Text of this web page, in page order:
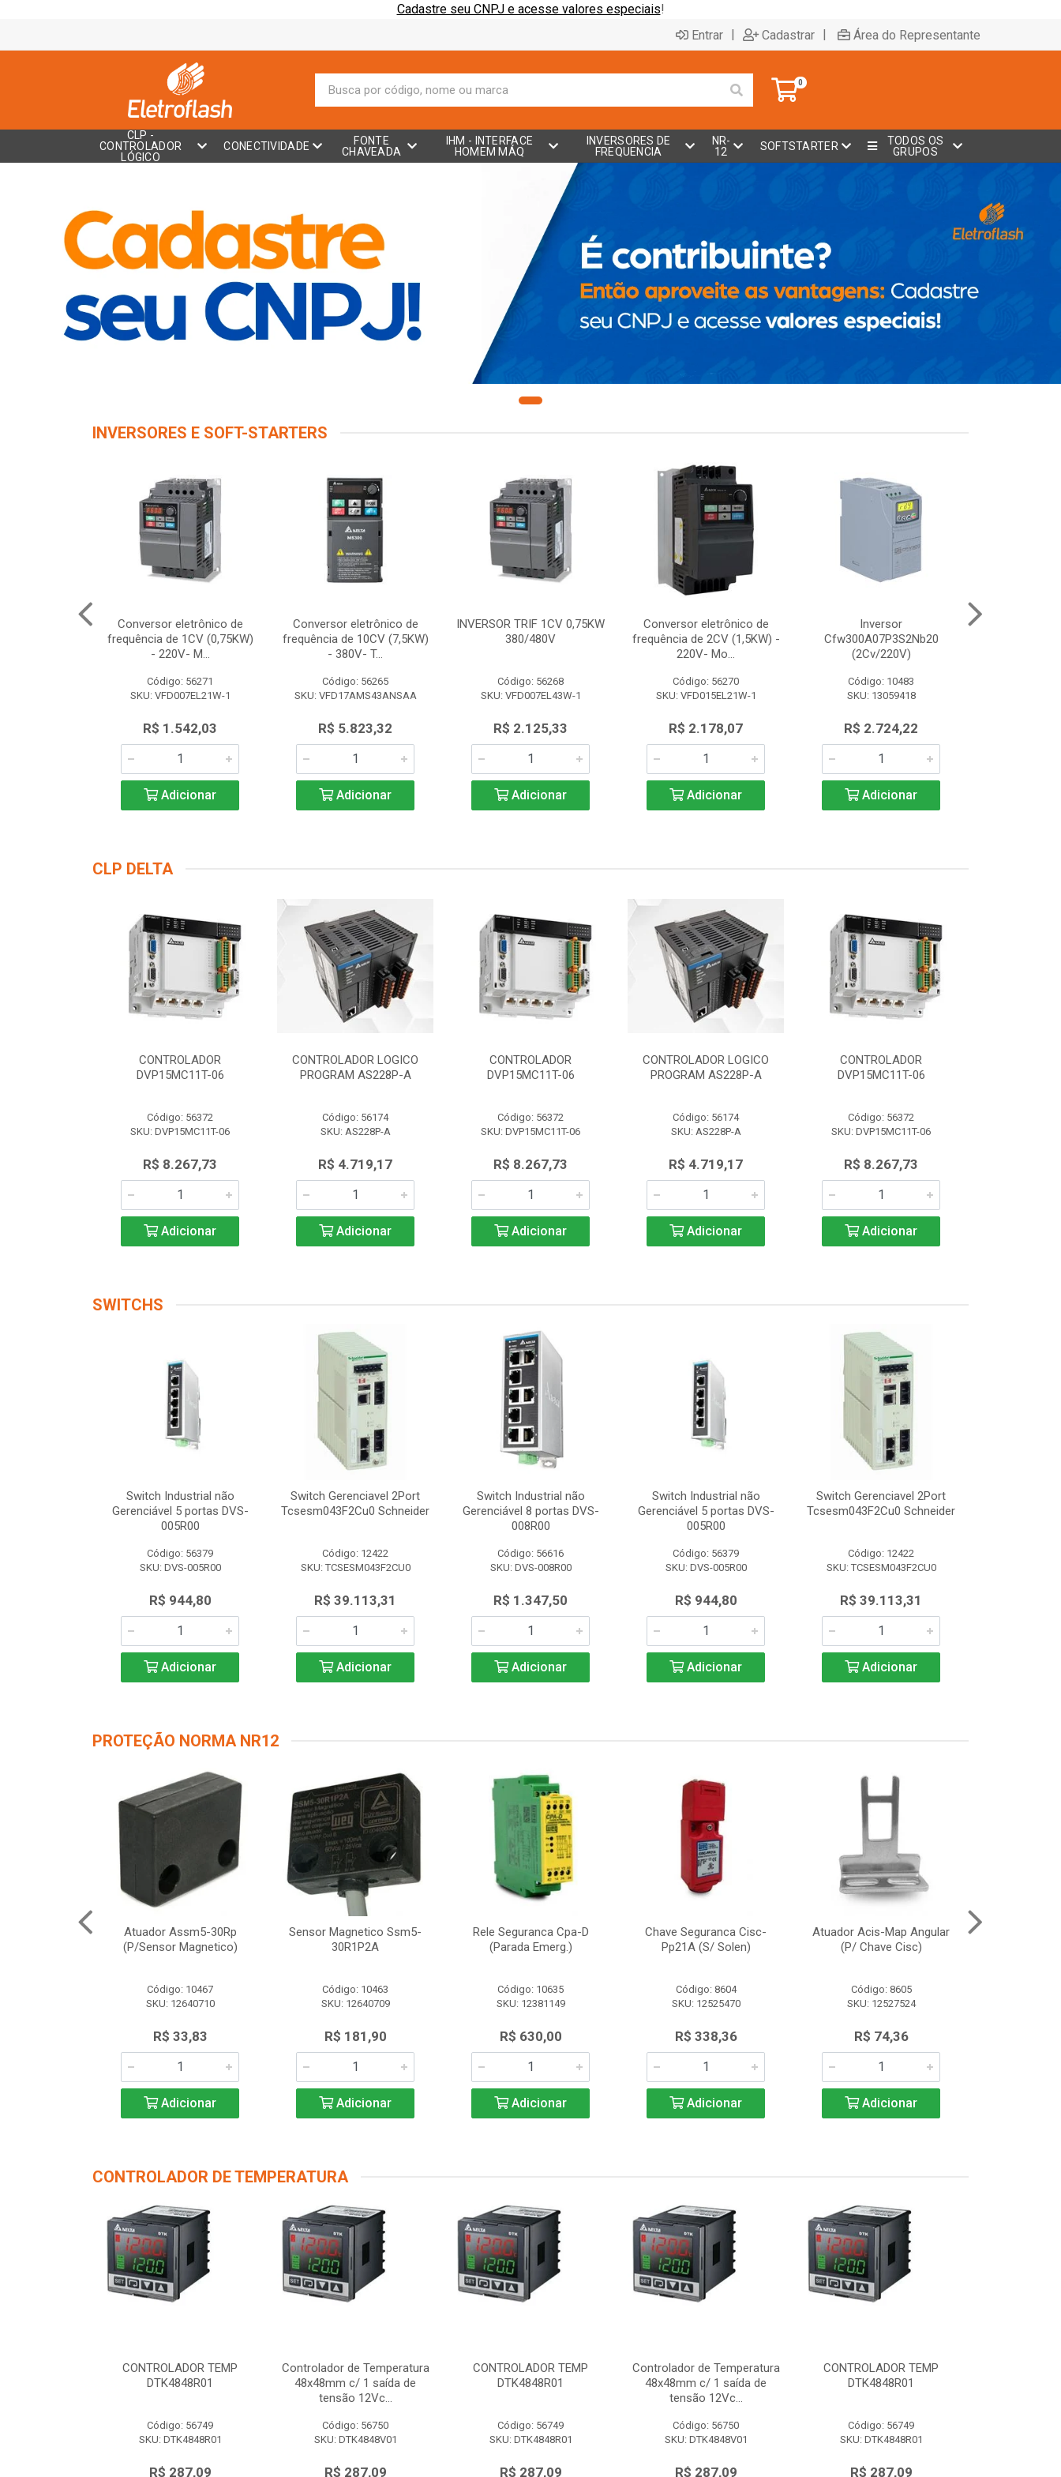
Cadastre seu CNPJ e acesse valores especiais!
Entrar | Cadastrar | Área do Representante
0
CLP -
CONTROLADOR
LÓGICO
CONECTIVIDADE
FONTE
CHAVEADA
IHM - INTERFACE
HOMEM MÁQ
INVERSORES DE
FREQUENCIA
NR-
12
SOFTSTARTER
TODOS OS
GRUPOS
INVERSORES E SOFT-STARTERS
Conversor eletrônico de
frequência de 1CV (0,75KW)
- 220V- M...
Código: 56271
SKU: VFD007EL21W-1
R$ 1.542,03
Adicionar
Conversor eletrônico de
frequência de 10CV (7,5KW)
- 380V- T...
Código: 56265
SKU: VFD17AMS43ANSAA
R$ 5.823,32
Adicionar
INVERSOR TRIF 1CV 0,75KW
380/480V
Código: 56268
SKU: VFD007EL43W-1
R$ 2.125,33
Adicionar
Conversor eletrônico de
frequência de 2CV (1,5KW) -
220V- Mo...
Código: 56270
SKU: VFD015EL21W-1
R$ 2.178,07
Adicionar
Inversor
Cfw300A07P3S2Nb20
(2Cv/220V)
Código: 10483
SKU: 13059418
R$ 2.724,22
Adicionar
CLP DELTA
CONTROLADOR
DVP15MC11T-06
Código: 56372
SKU: DVP15MC11T-06
R$ 8.267,73
Adicionar
CONTROLADOR LOGICO
PROGRAM AS228P-A
Código: 56174
SKU: AS228P-A
R$ 4.719,17
Adicionar
CONTROLADOR
DVP15MC11T-06
Código: 56372
SKU: DVP15MC11T-06
R$ 8.267,73
Adicionar
CONTROLADOR LOGICO
PROGRAM AS228P-A
Código: 56174
SKU: AS228P-A
R$ 4.719,17
Adicionar
CONTROLADOR
DVP15MC11T-06
Código: 56372
SKU: DVP15MC11T-06
R$ 8.267,73
Adicionar
SWITCHS
Switch Industrial não
Gerenciável 5 portas DVS-
005R00
Código: 56379
SKU: DVS-005R00
R$ 944,80
Adicionar
Switch Gerenciavel 2Port
Tcsesm043F2Cu0 Schneider
Código: 12422
SKU: TCSESM043F2CU0
R$ 39.113,31
Adicionar
Switch Industrial não
Gerenciável 8 portas DVS-
008R00
Código: 56616
SKU: DVS-008R00
R$ 1.347,50
Adicionar
Switch Industrial não
Gerenciável 5 portas DVS-
005R00
Código: 56379
SKU: DVS-005R00
R$ 944,80
Adicionar
Switch Gerenciavel 2Port
Tcsesm043F2Cu0 Schneider
Código: 12422
SKU: TCSESM043F2CU0
R$ 39.113,31
Adicionar
PROTEÇÃO NORMA NR12
Atuador Assm5-30Rp
(P/Sensor Magnetico)
Código: 10467
SKU: 12640710
R$ 33,83
Adicionar
Sensor Magnetico Ssm5-
30R1P2A
Código: 10463
SKU: 12640709
R$ 181,90
Adicionar
Rele Seguranca Cpa-D
(Parada Emerg.)
Código: 10635
SKU: 12381149
R$ 630,00
Adicionar
Chave Seguranca Cisc-
Pp21A (S/ Solen)
Código: 8604
SKU: 12525470
R$ 338,36
Adicionar
Atuador Acis-Map Angular
(P/ Chave Cisc)
Código: 8605
SKU: 12527524
R$ 74,36
Adicionar
CONTROLADOR DE TEMPERATURA
CONTROLADOR TEMP
DTK4848R01
Código: 56749
SKU: DTK4848R01
R$ 287,09
Controlador de Temperatura
48x48mm c/ 1 saída de
tensão 12Vc...
Código: 56750
SKU: DTK4848V01
R$ 287,09
CONTROLADOR TEMP
DTK4848R01
Código: 56749
SKU: DTK4848R01
R$ 287,09
Controlador de Temperatura
48x48mm c/ 1 saída de
tensão 12Vc...
Código: 56750
SKU: DTK4848V01
R$ 287,09
CONTROLADOR TEMP
DTK4848R01
Código: 56749
SKU: DTK4848R01
R$ 287,09